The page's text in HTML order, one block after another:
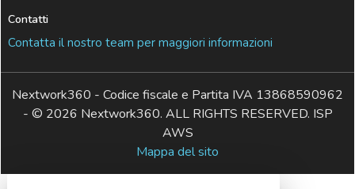
Contatti
Contatta il nostro team per maggiori informazioni
Nextwork360 - Codice fiscale e Partita IVA 13868590962
- © 2026 Nextwork360. ALL RIGHTS RESERVED. ISP
AWS
Mappa del sito